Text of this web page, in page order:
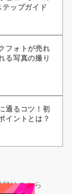
ップガイド
フォトが売れ
る写真の撮り
通るコツ！初
イントとは？
はこちら